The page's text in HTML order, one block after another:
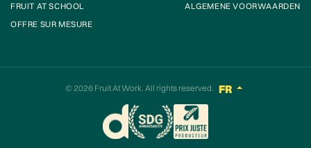
FRUIT AT SCHOOL
OFFRE SUR MESURE
ALGEMENE VOORWAARDEN
© 2026 Fruit At Work . All rights reserved. FR